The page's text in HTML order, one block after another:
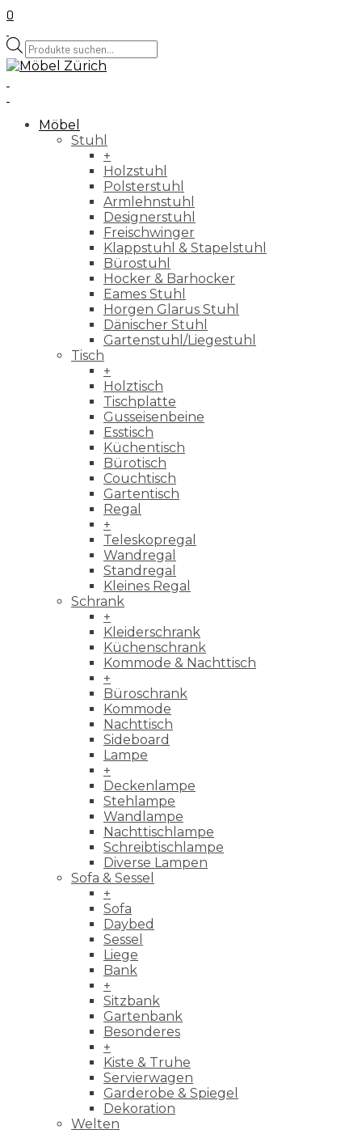
0
Products
search
Möbel
Stuhl
+
Holzstuhl
Polsterstuhl
Armlehnstuhl
Designerstuhl
Freischwinger
Klappstuhl & Stapelstuhl
Bürostuhl
Hocker & Barhocker
Eames Stuhl
Horgen Glarus Stuhl
Dänischer Stuhl
Gartenstuhl/Liegestuhl
Tisch
+
Holztisch
Tischplatte
Gusseisenbeine
Esstisch
Küchentisch
Bürotisch
Couchtisch
Gartentisch
Regal
+
Teleskopregal
Wandregal
Standregal
Kleines Regal
Schrank
+
Kleiderschrank
Küchenschrank
Kommode & Nachttisch
+
Büroschrank
Kommode
Nachttisch
Sideboard
Lampe
+
Deckenlampe
Stehlampe
Wandlampe
Nachttischlampe
Schreibtischlampe
Diverse Lampen
Sofa & Sessel
+
Sofa
Daybed
Sessel
Liege
Bank
+
Sitzbank
Gartenbank
Besonderes
+
Kiste & Truhe
Servierwagen
Garderobe & Spiegel
Dekoration
Welten